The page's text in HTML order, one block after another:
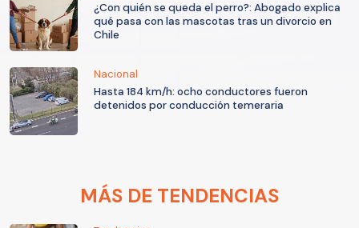
¿Con quién se queda el perro?: Abogado explica
qué pasa con las mascotas tras un divorcio en
Chile
Nacional
Hasta 184 km/h: ocho conductores fueron
detenidos por conducción temeraria
MÁS DE TENDENCIAS